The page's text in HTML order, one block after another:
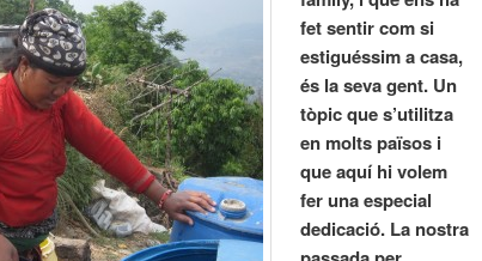
fet sentir com si
estiguéssim a casa,
és la seva gent. Un
tòpic que s’utilitza
en molts països i
que aquí hi volem
fer una especial
dedicació. La nostra